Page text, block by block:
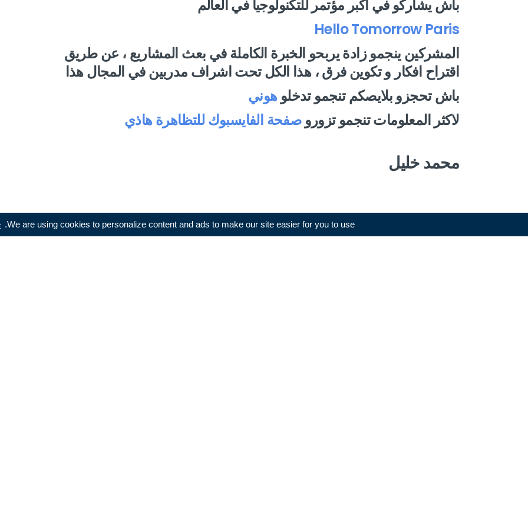
We are using cookies to personalize content and ads to make our site easier for you to use.
باش يشاركو في اكبر مؤتمر للتكنولوجيا في العالم
Hello Tomorrow Paris
المشركين ينجمو زادة يربحو الخبرة الكاملة في بعث المشاريع ، عن طريق
اقتراح افكار و تكوين فرق ، هذا الكل تحت اشراف مدربين في المجال هذا
باش تحجزو بلايصكم تنجمو تدخلوهوني
لاكثر المعلومات تنجمو تزورو صفحة الفايسبوك للتظاهرة هاذي
محمد خليل
Load More